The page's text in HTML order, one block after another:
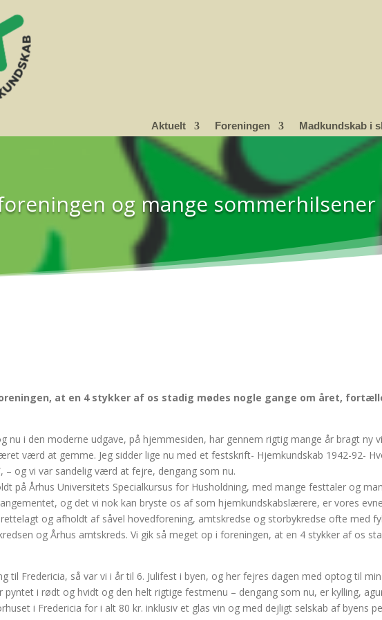
Aktuelt Foreningen Madkundskab i
og mange sommerhilsener
at en 4 stykker af os stadig mødes nogle gange om året,
nu i den moderne udgave, på hjemmesiden, har gennem rigtig mange år bragt ny
værd at gemme. Jeg sidder lige nu med et festskrift- Hjemkundskab 1942-92-
– og vi var sandelig værd at fejre, dengang som nu.
på Århus Universitets Specialkursus for Husholdning, med mange festtaler og
og det vi nok kan bryste os af som hjemkundskabslærere, er vores
og afholdt af såvel hovedforening, amtskredse og storbykredse ofte med
og Århus amtskreds. Vi gik så meget op i foreningen, at en 4 stykker af os
til Fredericia, så var vi i år til 6. Julifest i byen, og her fejres dagen med optog til
pyntet i rødt og hvidt og den helt rigtige festmenu – dengang som nu, er kylling,
i Fredericia for i alt 80 kr. inklusiv et glas vin og med dejligt selskab af byens